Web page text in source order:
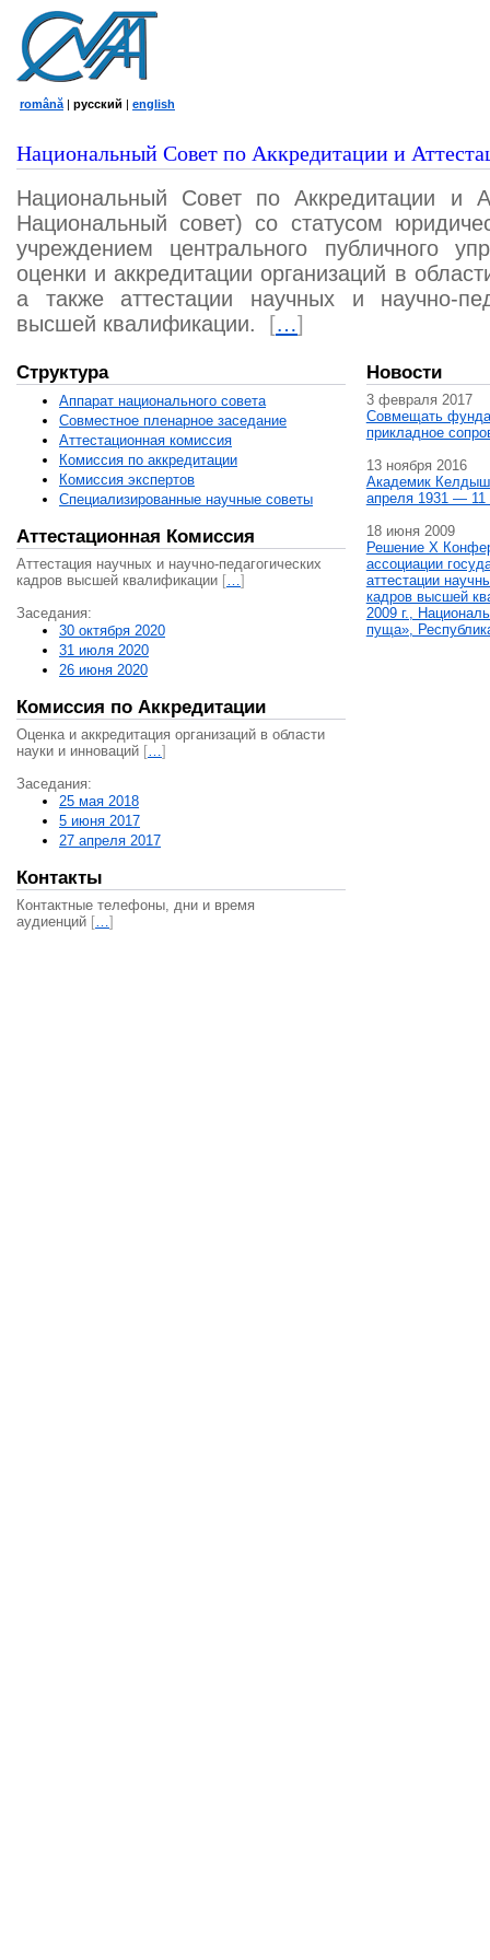
română | русский | english
Национальный Совет по Аккредитации и
Национальный Совет по Аккредитации и
Национальный совет) со статусом
учреждением центрального публичного
оценки и аккредитации организаций в
а также аттестации научных и научно-
высшей квалификации.
[…]
Структура
Аппарат национального совета
Совместное пленарное заседание
Аттестационная комисcия
Комиссия по аккредитации
Комиссия экспертов
Специализированные научные советы
Аттестационная Комиссия
Аттестация научных и научно-педагогических
кадров высшей квалификации […]
Заседания:
30 октября 2020
31 июля 2020
26 июня 2020
Комиссия по Аккредитации
Оценка и аккредитация организаций в области
науки и инноваций […]
Заседания:
25 мая 2018
5 июня 2017
27 апреля 2017
Контакты
Контактные телефоны, дни и время
аудиенций […]
Новости
3 февраля 2017
Совмещать
прикладное
13 ноября 2016
Академик
апреля 1931 — 11
18 июня 2009
Решение X
ассоциации
аттестации
кадров высшей
2009 г.,
пуща»,